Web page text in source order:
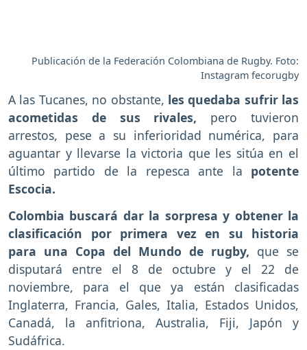
Publicación de la Federación Colombiana de Rugby. Foto:
Instagram fecorugby
A las Tucanes, no obstante, les quedaba sufrir las
acometidas de sus rivales, pero tuvieron
arrestos, pese a su inferioridad numérica, para
aguantar y llevarse la victoria que les sitúa en el
último partido de la repesca ante la potente
Escocia.
Colombia buscará dar la sorpresa y obtener la
clasificación por primera vez en su historia
para una Copa del Mundo de rugby, que se
disputará entre el 8 de octubre y el 22 de
noviembre, para el que ya están clasificadas
Inglaterra, Francia, Gales, Italia, Estados Unidos,
Canadá, la anfitriona, Australia, Fiji, Japón y
Sudáfrica.